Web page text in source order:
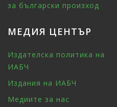
за български произход
МЕДИЯ ЦЕНТЪР
Издателска политика на
ИАБЧ
Издания на ИАБЧ
Медиите за нас